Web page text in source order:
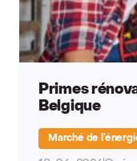
Primes
Belgique
Marché de